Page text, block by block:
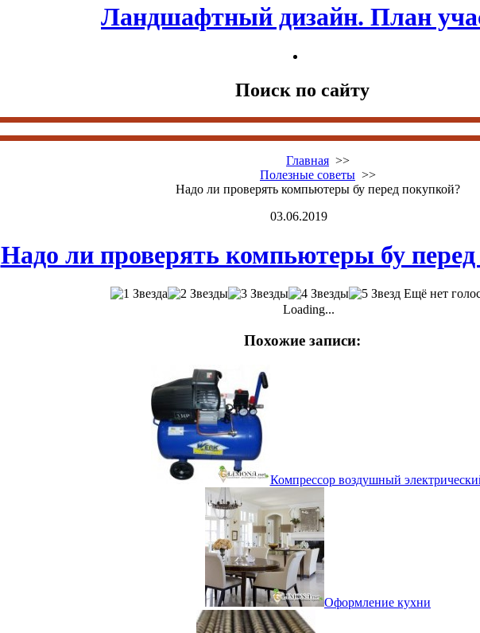
Ландшафтный дизайн. План
Поиск по сайту
Главная >>
Полезные советы >>
Надо ли проверять компьютеры бу перед покупкой?
03.06.2019
Надо ли проверять компьютеры бу
Ещё нет
Loading...
Похожие записи:
Компрессор воздушный
Оформление кухни